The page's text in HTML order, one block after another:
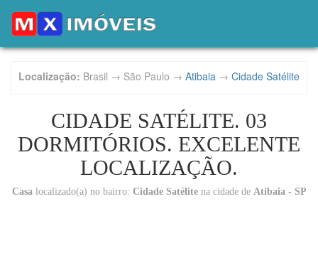
Localização: Brasil → São Paulo → Atibaia → Cidade Satélite
CIDADE SATÉLITE. 03
DORMITÓRIOS. EXCELENTE
LOCALIZAÇÃO.
Casalocalizado(a) no bairro: Cidade Satélitena cidade de Atibaia - SP